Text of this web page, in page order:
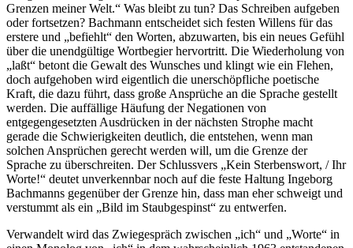
Grenzen meiner Welt.“ Was bleibt zu tun? Das Schreiben aufgeben
oder fortsetzen? Bachmann entscheidet sich festen Willens für das
erstere und „befiehlt“ den Worten, abzuwarten, bis ein neues Gefühl
über die unendgültige Wortbegier hervortritt. Die Wiederholung von
„laßt“ betont die Gewalt des Wunsches und klingt wie ein Flehen,
doch aufgehoben wird eigentlich die unerschöpfliche poetische
Kraft, die dazu führt, dass große Ansprüche an die Sprache gestellt
werden. Die auffällige Häufung der Negationen von
entgegengesetzten Ausdrücken in der nächsten Strophe macht
gerade die Schwierigkeiten deutlich, die entstehen, wenn man
solchen Ansprüchen gerecht werden will, um die Grenze der
Sprache zu überschreiten. Der Schlussvers „Kein Sterbenswort, / Ihr
Worte!“ deutet unverkennbar noch auf die feste Haltung Ingeborg
Bachmanns gegenüber der Grenze hin, dass man eher schweigt und
verstummt als ein „Bild im Staubgespinst“ zu entwerfen.
Verwandelt wird das Zwiegespräch zwischen „ich“ und „Worte“ in